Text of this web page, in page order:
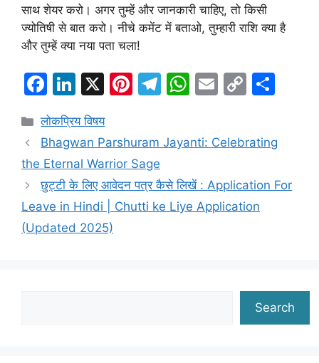
साथ शेयर करो। अगर तुम्हें और जानकारी चाहिए, तो किसी
ज्योतिषी से बात करो। नीचे कमेंट में बताओ, तुम्हारी राशि क्या है
और तुम्हें क्या नया पता चला!
F
c
e
b
o
o
Li
k
e
dI
n
X
Pi
e
st
T
gr
a
m
W
s
A
p
p
E
l
C
y
Li
n
k
e
Categories
लोकप्रिय विषय
Bhagwan Parshuram Jayanti: Celebrating
the Eternal Warrior Sage
छुट्टी के लिए आवेदन पत्र कैसे लिखें : Application For
Leave in Hindi | Chutti ke Liye Application
(Updated 2025)
Search